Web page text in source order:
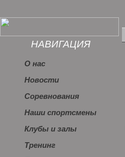
НАВИГАЦИЯ
О нас
Новости
Соревнования
Наши спортсмены
Клубы и залы
Тренинг